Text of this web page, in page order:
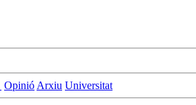
Opinió Arxiu Universitat